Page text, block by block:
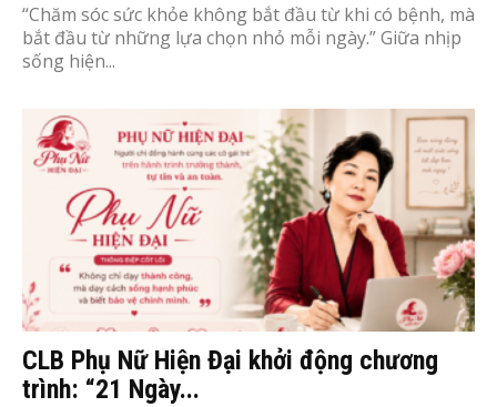
“Chăm sóc sức khỏe không bắt đầu từ khi có bệnh, mà
bắt đầu từ những lựa chọn nhỏ mỗi ngày.” Giữa nhịp
sống hiện...
CLB Phụ Nữ Hiện Đại khởi động chương
trình: “21 Ngày...